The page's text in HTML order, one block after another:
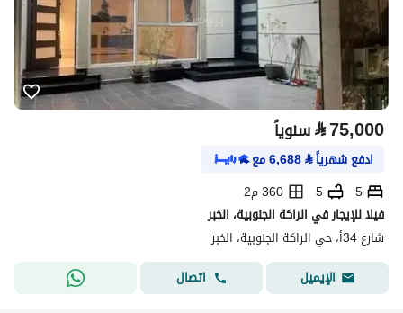
⃁75,000 سنوياً
ادفع شهرياً⃁
6,688مع
5
5
360 م2
فيلا للإيجار في الراكة الجنوبية، الخبر
شارع 34أ، حي الراكة الجنوبية، الخبر
الإيميل
اتصال